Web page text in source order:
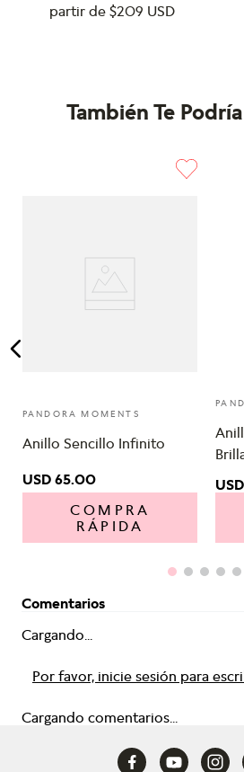
partir de $209 USD
También Te
PANDORA MOMENTS
Anillo Sencillo Infinito
USD 65.00
COMPRA
RÁPIDA
USD
Comentarios
Cargando...
Por favor, inicie sesión para
Cargando comentarios...